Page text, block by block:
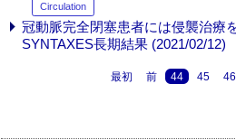
Circulation
冠動脈完全閉塞患者には侵襲治療
SYNTAXES長期結果 (2021/02/12)
最初 前 44 45 46